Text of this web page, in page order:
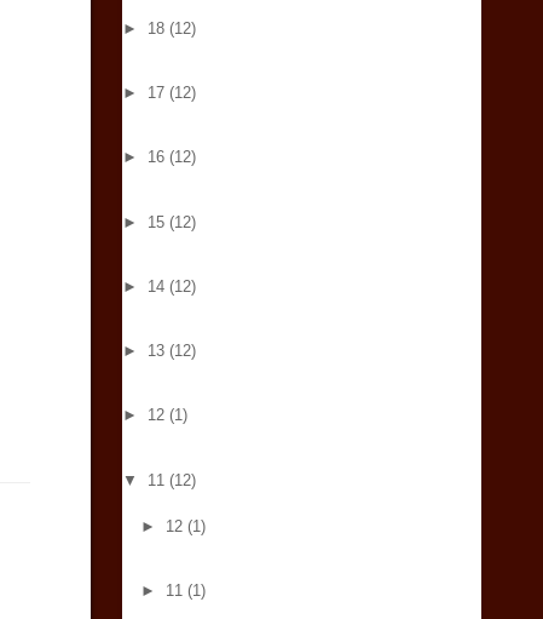
► 18 (12)
► 17 (12)
► 16 (12)
► 15 (12)
► 14 (12)
► 13 (12)
► 12 (1)
▼ 11 (12)
► 12(1)
► 11(1)